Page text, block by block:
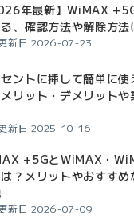
年最新】WiMAX
、確認方法や解除方法
新日:2026-07-23
ントに挿して簡単に
リット・デメリット
新日:2025-10-16
+5GとWiMAX・
？メリットやおすす
新日:2026-07-09